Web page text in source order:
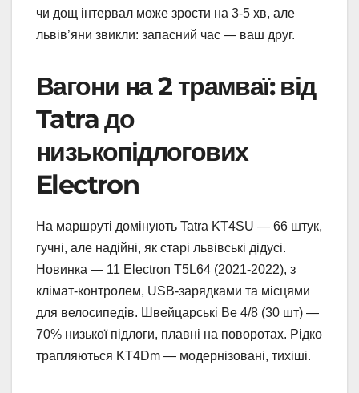
чи дощ інтервал може зрости на 3-5 хв, але
львів’яни звикли: запасний час — ваш друг.
Вагони на 2 трамваї: від
Tatra до
низькопідлогових
Electron
На маршруті домінують Tatra KT4SU — 66 штук,
гучні, але надійні, як старі львівські дідусі.
Новинка — 11 Electron T5L64 (2021-2022), з
клімат-контролем, USB-зарядками та місцями
для велосипедів. Швейцарські Be 4/8 (30 шт) —
70% низької підлоги, плавні на поворотах. Рідко
трапляються KT4Dm — модернізовані, тихіші.